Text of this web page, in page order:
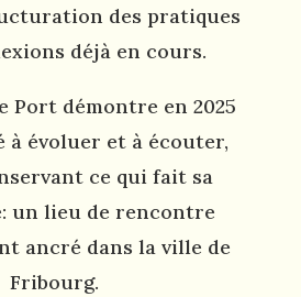
des pratiques
déjà en cours.
Port démontre en 2025
à évoluer et à écouter,
ce qui fait sa
un lieu de rencontre
ancré dans la ville de
Fribourg.